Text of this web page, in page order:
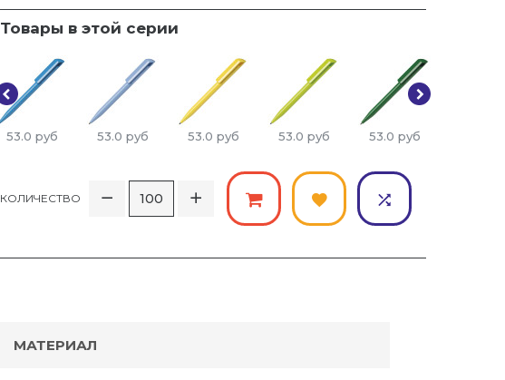
Товары в этой серии
53.0 руб 53.0 руб 53.0 руб 53.0 руб 53.0 руб
КОЛИЧЕСТВО
МАТЕРИАЛ